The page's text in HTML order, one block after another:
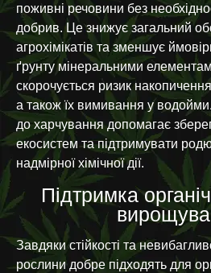
поживні речовини без
добрив. Це знижує загальний
агрохімікатів та зменшує
ґрунту мінеральними
скорочується ризик
а також їх вимивання у
до харчування допомагає
екосистем та підтримувати
надмірної хімічної дії.
Підтримка
Завдяки стійкості та
рослини добре підходять для